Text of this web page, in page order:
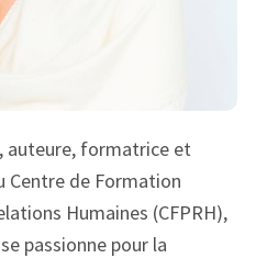
auteure, formatrice et
Centre de Formation
Humaines (CFPRH),
passionne pour la